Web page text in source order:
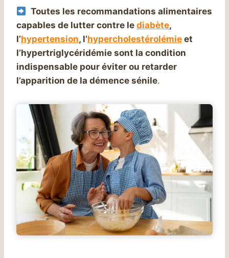
Toutes les recommandations alimentaires
capables de lutter contre le diabète,
l’hypertension, l’hypercholestérolémie et
l’hypertriglycéridémie sont la condition
indispensable pour éviter ou retarder
l’apparition de la démence sénile.